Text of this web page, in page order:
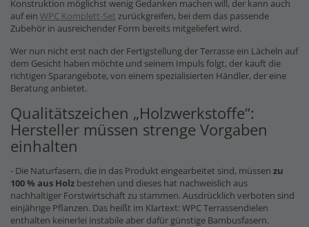
Konstruktion möglichst wenig Gedanken machen will, der kann auch
auf ein WPC Komplett-Set zurückgreifen, bei dem das passende
Zubehör in ausreichender Form bereits mitgeliefert wird.
Wer nun nicht erst nach der Fertigstellung der Terrasse ein Lächeln auf
dem Gesicht haben möchte und seinem Impuls folgt, der kauft die
richtigen Sparangebote, von einem spezialisierten Händler, der eine
Beratung anbietet.
Qualitätszeichen „Holzwerkstoffe“:
Hersteller müssen strenge Vorgaben
einhalten
- Die Naturfasern, die in das Produkt eingearbeitet sind, müssen zu
100 % aus Holz bestehen und dieses hat nachweislich aus
nachhaltiger Forstwirtschaft zu stammen. Ausdrücklich verboten sind
einjährige Pflanzen. Das heißt im Klartext: WPC Terrassendielen
enthalten keinerlei instabile aber dafür günstige Bambusfasern.